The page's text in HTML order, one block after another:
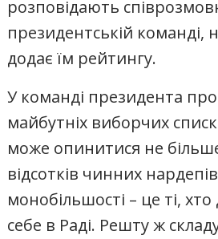
розповідають
президентській команді,
додає їм рейтингу.
У команді президента
майбутніх виборчих
може опинитися не
відсотків чинних
монобільшості – це ті,
себе в Раді. Решту ж